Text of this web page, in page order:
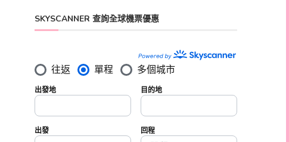
SKYSCANNER 查詢全球機票優惠